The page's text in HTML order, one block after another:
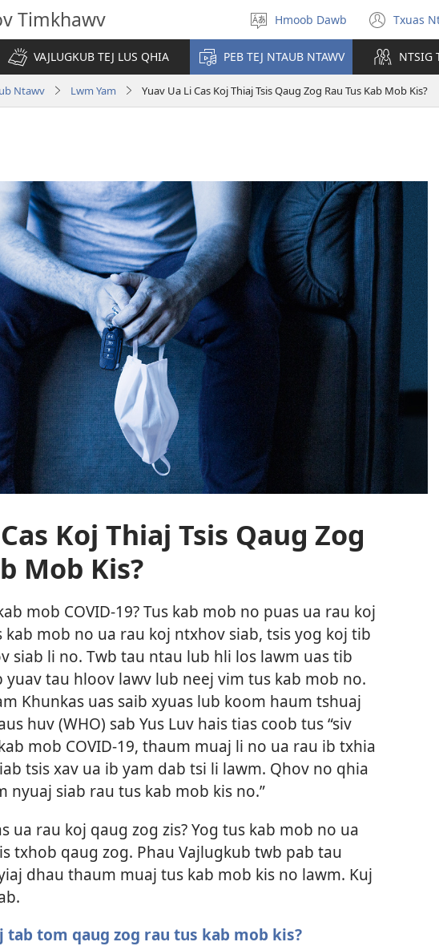
Timkhawv
Xaiv
Yam
Lus
Hmoob Dawb Txuas
new
VAJLUGKUB TEJ LUS QHIA PEB TEJ NTAUB NTAWV NTSIG
Ntawv Lwm Yam Yuav Ua Li Cas Koj Thiaj Tsis Qaug Zog Rau Tus Kab Mob Kis?
Koj Thiaj Tsis Qaug Zog
Mob Kis?
mob COVID-19? Tus kab mob no puas ua rau koj
kab mob no ua rau koj ntxhov siab, tsis yog koj tib
siab li no. Twb tau ntau lub hli los lawm uas tib
tau hloov lawv lub neej vim tus kab mob no.
Khunkas uas saib xyuas lub koom haum tshuaj
huv (WHO) sab Yus Luv hais tias coob tus “siv
mob COVID-19, thaum muaj li no ua rau ib txhia
tsis xav ua ib yam dab tsi li lawm. Qhov no qhia
nyuaj siab rau tus kab mob kis no.”
ua rau koj qaug zog zis? Yog tus kab mob no ua
txhob qaug zog. Phau Vajlugkub twb pab tau
dhau thaum muaj tus kab mob kis no lawm. Kuj
tab tom qaug zog rau tus kab mob kis?